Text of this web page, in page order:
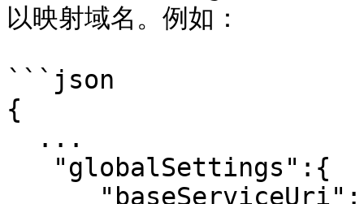
以映射域名。例如：
```json
{